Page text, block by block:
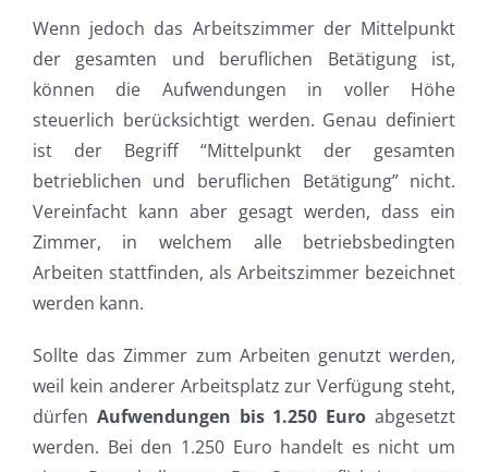
Wenn jedoch das Arbeitszimmer der Mittelpunkt
der gesamten und beruflichen Betätigung ist,
können die Aufwendungen in voller Höhe
steuerlich berücksichtigt werden. Genau definiert
ist der Begriff “Mittelpunkt der gesamten
betrieblichen und beruflichen Betätigung” nicht.
Vereinfacht kann aber gesagt werden, dass ein
Zimmer, in welchem alle betriebsbedingten
Arbeiten stattfinden, als Arbeitszimmer bezeichnet
werden kann.
Sollte das Zimmer zum Arbeiten genutzt werden,
weil kein anderer Arbeitsplatz zur Verfügung steht,
dürfen Aufwendungen bis 1.250 Euro abgesetzt
werden. Bei den 1.250 Euro handelt es nicht um